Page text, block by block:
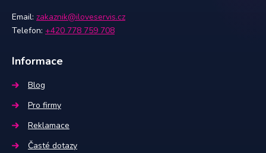
Email: zakaznik@iloveservis.cz
Telefon: +420 778 759 708
Informace
Blog
Pro firmy
Reklamace
Časté dotazy